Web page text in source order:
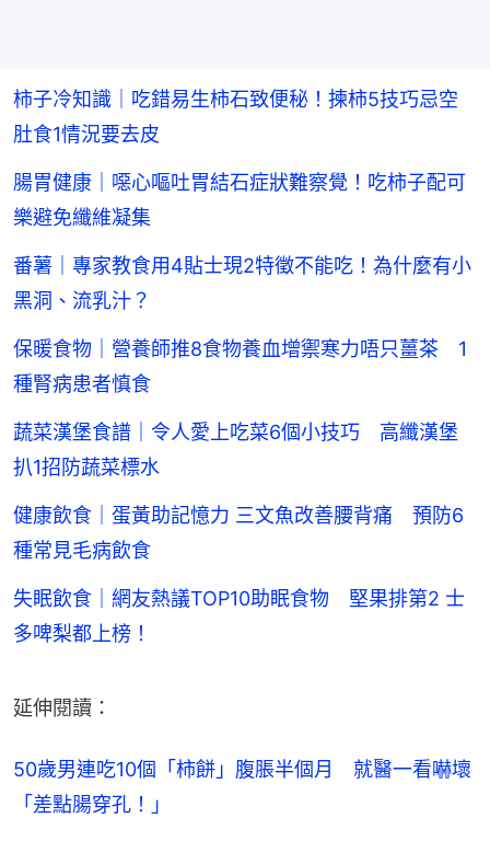
柿子冷知識｜吃錯易生柿石致便秘！揀柿5技巧忌空
肚食1情況要去皮
腸胃健康｜噁心嘔吐胃結石症狀難察覺！吃柿子配可
樂避免纖維凝集
番薯｜專家教食用4貼士現2特徵不能吃！為什麼有小
黑洞、流乳汁？
保暖食物｜營養師推8食物養血增禦寒力唔只薑茶 1
種腎病患者慎食
蔬菜漢堡食譜｜令人愛上吃菜6個小技巧 高纖漢堡
扒1招防蔬菜標水
健康飲食｜蛋黃助記憶力 三文魚改善腰背痛 預防6
種常見毛病飲食
失眠飲食｜網友熱議TOP10助眠食物 堅果排第2 士
多啤梨都上榜！
延伸閱讀：
50歲男連吃10個「柿餅」腹脹半個月　就醫一看嚇壞
「差點腸穿孔！」